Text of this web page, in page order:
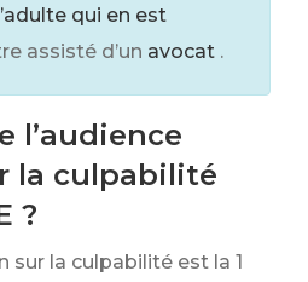
qui en est
assisté d’un avocat .
l’audience
la culpabilité
?
sur la culpabilité est la 1